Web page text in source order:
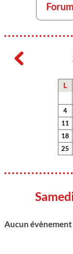
Forum
L
4
11
18
25
Aucun